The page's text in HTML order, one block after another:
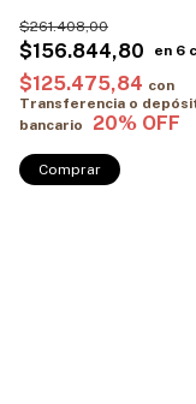
$156.844,80
$261.408,00
$125.475,84 con
Transferencia o
bancario
Comprar